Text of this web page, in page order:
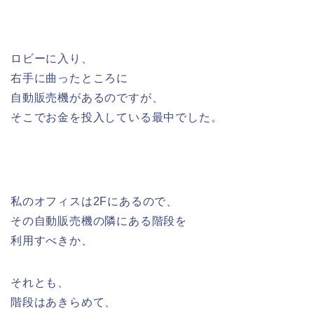
ロビーに入り、
右手に曲ったところに
自動販売機があるのですが、
そこでお金を投入している最中でした。
私のオフィスは2Fにあるので、
その自動販売機の隣にある階段を
利用すべきか、
それとも、
階段はあきらめて、